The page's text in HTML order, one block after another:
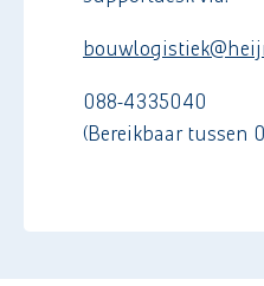
088-4335040
(Bereikbaar tussen